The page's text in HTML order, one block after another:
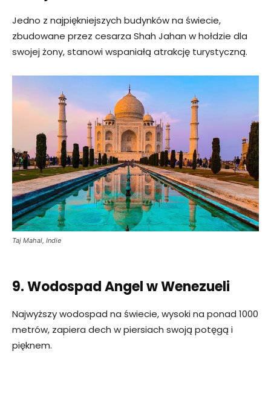
Jedno z najpiękniejszych budynków na świecie,
zbudowane przez cesarza Shah Jahan w hołdzie dla
swojej żony, stanowi wspaniałą atrakcję turystyczną.
Taj Mahal, Indie
9. Wodospad Angel w Wenezueli
Najwyższy wodospad na świecie, wysoki na ponad 1000
metrów, zapiera dech w piersiach swoją potęgą i
pięknem.